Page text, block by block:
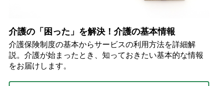
介護の「困った」を解決！介護の基本情報
介護保険制度の基本からサービスの利用方法を詳細解
説。介護が始まったとき、知っておきたい基本的な情報
をお届けします。